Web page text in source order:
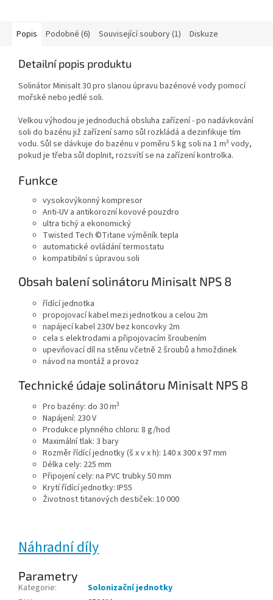
Popis Podobné (6) Související soubory (1) Diskuze
Detailní popis produktu
Solinátor Minisalt 30 pro slanou úpravu bazénové vody pomocí
mořské nebo jedlé soli.
Velkou výhodou je jednoduchá obsluha zařízení - po nadávkování
soli do bazénu již zařízení samo sůl rozkládá a dezinfikuje tím
vodu. Sůl se dávkuje do bazénu v poměru 5 kg soli na 1 m³ vody,
pokud je třeba sůl doplnit, rozsvítí se na zařízení kontrolka.
Funkce
vysokovýkonný kompresor
Anti-UV a antikorozní kovové pouzdro
ultra tichý a ekonomický
Twisted Tech ©Titane výměník tepla
automatické ovládání termostatu
kompatibilní s úpravou soli
Obsah balení solinátoru Minisalt NPS 8
řídící jednotka
propojovací kabel mezi jednotkou a celou 2m
napájecí kabel 230V bez koncovky 2m
cela s elektrodami a připojovacím šroubením
upevňovací díl na stěnu včetně 2 šroubů a hmoždinek
návod na montáž a provoz
Technické údaje solinátoru Minisalt NPS 8
Pro bazény: do 30 m3
Napájení: 230 V
Produkce plynného chloru: 8 g/hod
Maximální tlak: 3 bary
Rozměr řídící jednotky (š x v x h): 140 x 300 x 97 mm
Délka cely: 225 mm
Připojení cely: na PVC trubky 50 mm
Krytí řídící jednotky: IP55
Životnost titanových destiček: 10 000
Náhradní díly
Parametry
Kategorie:
Solonizační jednotky